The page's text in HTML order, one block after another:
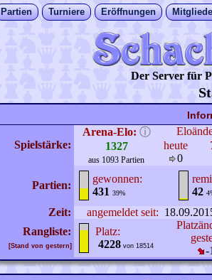
Partien Turniere Eröffnungen
Der Server für
Spielstärke:
Arena-Elo: ⓘ
1327
aus 1093 Partien
heute
0
Partien:
gewonnen:
431 39%
42
Zeit: angemeldet seit:
Rangliste:
[Stand von gestern]
Platz:
4228 von 18514
-